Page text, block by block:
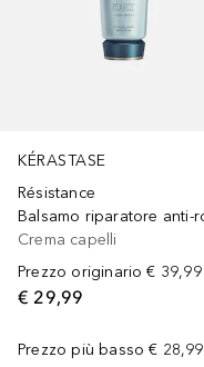
KÉRASTASE
Résistance
Crema capelli
Prezzo originario € 39,99
€ 29,99
Prezzo più basso € 28,99